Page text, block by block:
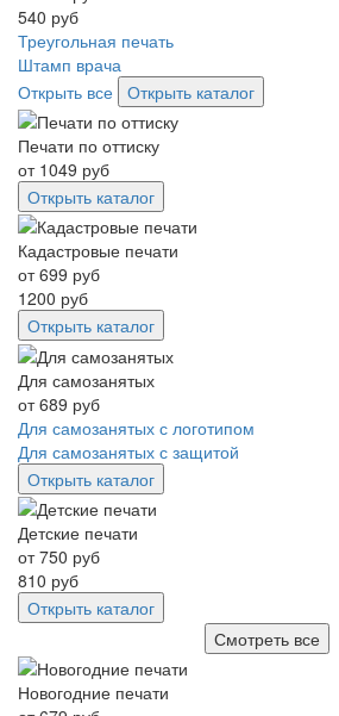
540 руб
Треугольная печать
Штамп врача
Открыть все Открыть каталог
Печати по оттиску
от 1049 руб
Открыть каталог
Кадастровые печати
от699 руб
1200 руб
Открыть каталог
Для самозанятых
от689 руб
Для самозанятых с логотипом
Для самозанятых с защитой
Открыть каталог
Детские печати
от750 руб
810 руб
Открыть каталог
Смотреть все
Новогодние печати